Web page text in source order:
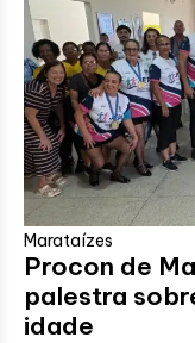
Marataízes
Procon de
palestra
idade